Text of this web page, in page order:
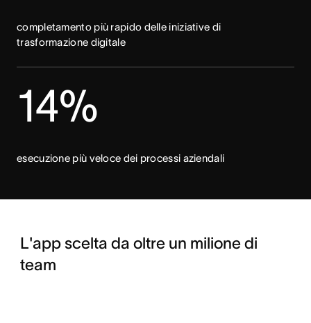
completamento più rapido delle iniziative di
trasformazione digitale
14%
esecuzione più veloce dei processi aziendali
L'app scelta da oltre un milione di
team